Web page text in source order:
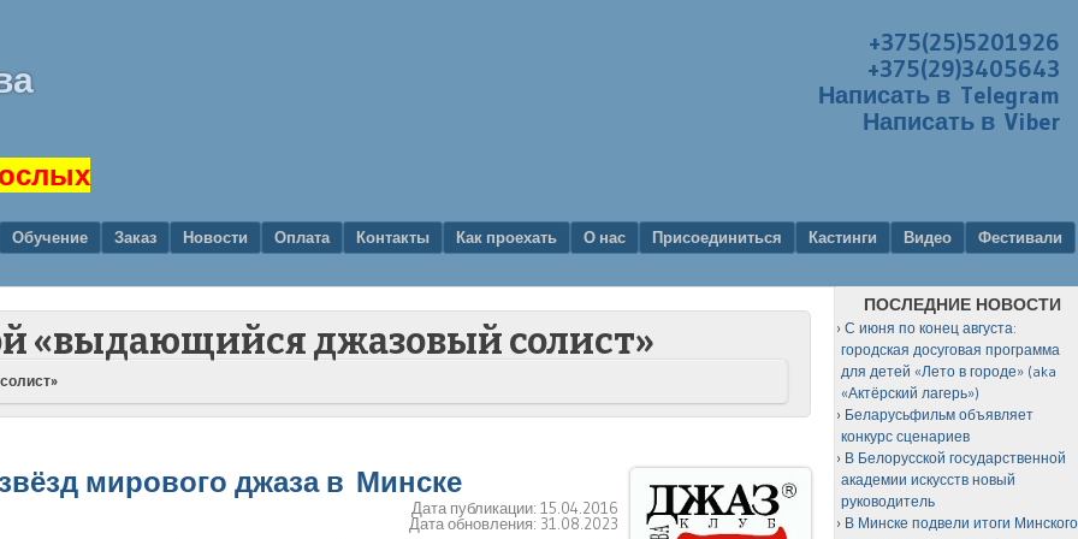
+375(25)5201926
+375(29)3405643
Написать в Telegram
Написать в Viber
Обучение Заказ Новости Оплата Контакты Как проехать О нас Присоединиться Кастинги Видео
Фестивали
«выдающийся джазовый солист»
мирового джаза в Минске
Дата публикации:15.04.2016
Дата обновления: 31.08.2023
ПОСЛЕДНИЕ НОВОСТИ
С июня по конец августа:
городская досуговая программа
для детей «Лето в городе» (aka
«Актёрский лагерь»)
Беларусьфильм объявляет
конкурс сценариев
В Белорусской государственной
академии искусств новый
руководитель
В Минске подвели итоги Минского